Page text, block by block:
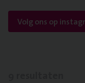
Volg ons op